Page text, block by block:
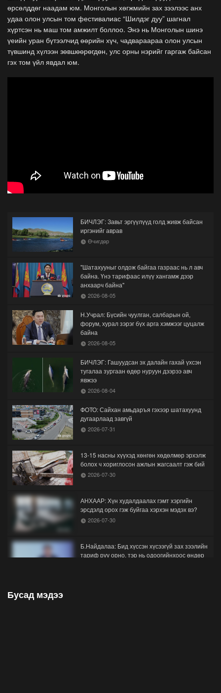
өрсөлддөг наадам юм. Монголын хөгжмийн зах зээлээс анх
удаа олон улсын том фестивалиас “Шилдэг дуу” шагнал
хүртсэн нь маш том амжилт боллоо. Энэ нь Монголын шинэ
үеийн уран бүтээлчид өөрийн хүч, чадвараараа олон улсын
түвшинд хүлээн зөвшөөрөгдөн, улс орны нэрийг гаргаж байсан
гэх том үйл явдал юм.
БИЧЛЭГ: Завьт эргүүлүүд голд живж байсан
иргэнийг аврав
Өчигдөр
"Шатахууныг олдож байгаа газраас нь л авч
байна. Үнэ тарифаас илүү хангамж дээр
анхаарч байна"
2026-08-05
Н.Учрал: Бүсийн чуулган, салбарын ой,
форум, хурал зэрэг бүх арга хэмжээг цуцалж
байна
2026-08-05
БИЧЛЭГ: Гашуудсан эх далайн гахай үхсэн
тугалаа зургаан өдөр нуруун дээрээ авч
явжээ
2026-08-04
ФОТО: Сайхан амьдаръя гэхээр шатахуунд
дугаарлаад завгүй
2026-07-31
13-15 насны хүүхэд хөнгөн хөдөлмөр эрхэлж
болох ч хориглосон ажлын жагсаалт гэж бий
2026-07-30
АНХААР: Хүн худалдаалах гэмт хэргийн
эрсдэлд орох гэж буйгаа хэрхэн мэдэх вэ?
2026-07-30
Б.Найдалаа: Бид хүссэн хүсээгүй зах зээлийн
тариф руу орно, тэр нь одоогийнхоос өндөр
Бусад мэдээ